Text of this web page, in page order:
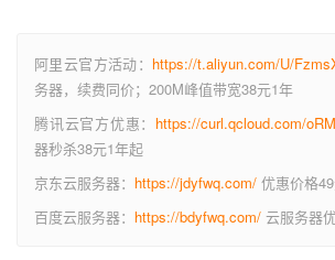
阿里云官方活动： https://t.aliyun.com/U/
务器，续费同价；200M峰值带宽38元1年
腾讯云官方优惠： https://curl.qcloud.com/
器秒杀38元1年起
京东云服务器： https://jdyfwq.com/ 优惠价格
百度云服务器： https://bdyfwq.com/ 云服务器